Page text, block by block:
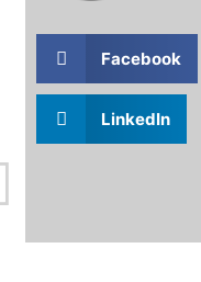
Facebook
LinkedIn